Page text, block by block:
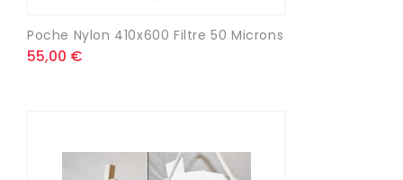
Poche Nylon 410x600 Filtre 50 Microns
55,00 €